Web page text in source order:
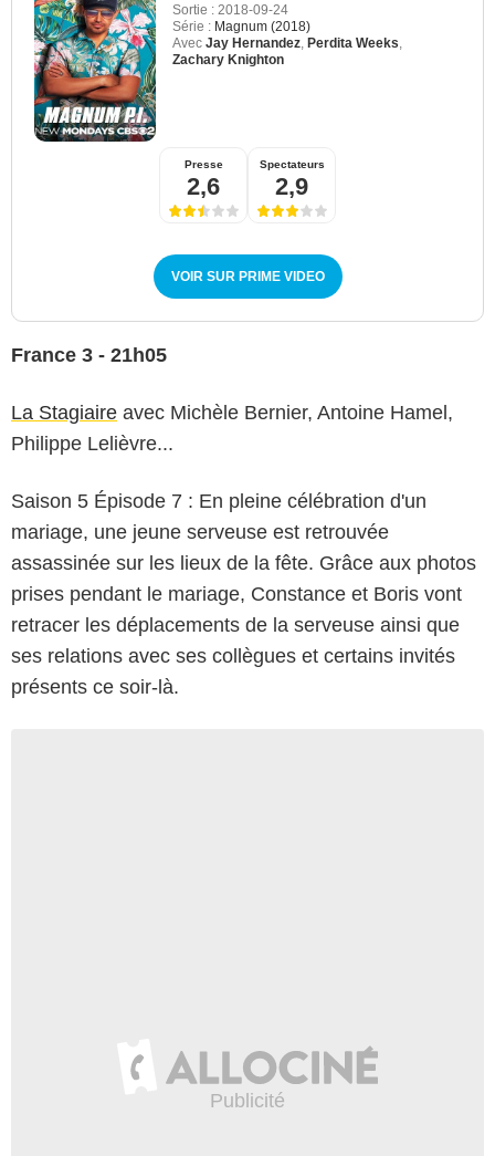
Sortie : 2018-09-24
Série : Magnum (2018)
Avec Jay Hernandez Perdita Weeks
Zachary Knighton
Presse
2,6
Spectateurs
2,9
VOIR SUR PRIME VIDEO
France 3 - 21h05
La Stagiaire avec Michèle Bernier, Antoine Hamel,
Philippe Lelièvre...
Saison 5 Épisode 7 : En pleine célébration d'un
mariage, une jeune serveuse est retrouvée
assassinée sur les lieux de la fête. Grâce aux photos
prises pendant le mariage, Constance et Boris vont
retracer les déplacements de la serveuse ainsi que
ses relations avec ses collègues et certains invités
présents ce soir-là.